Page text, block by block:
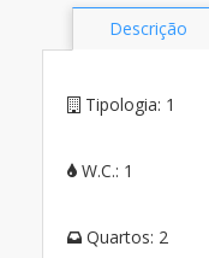
Descrição
Tipologia: 1
W.C.: 1
Quartos: 2